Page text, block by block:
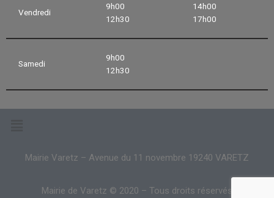
Vendredi
9h00
12h30
14h00
17h00
Samedi
9h00
12h30
Mairie Varetz – Avenue du 11 novembre 19240 VARETZ
Mairie de Varetz © 2020 – Tous droits réservés